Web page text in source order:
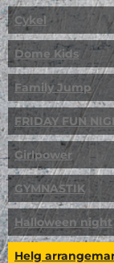
Cykel
Dome Kids
Family Jump
FRIDAY FUN
Girlpower
GYMNASTIK
Halloween night
Helg